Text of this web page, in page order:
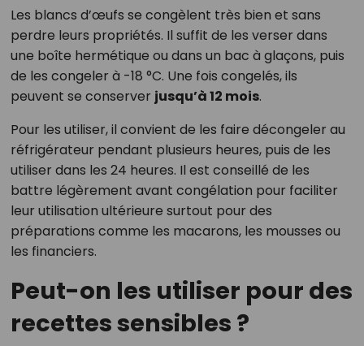
Les blancs d’œufs se congèlent très bien et sans
perdre leurs propriétés. Il suffit de les verser dans
une boîte hermétique ou dans un bac à glaçons, puis
de les congeler à -18 °C. Une fois congelés, ils
peuvent se conserver jusqu’à 12 mois.
Pour les utiliser, il convient de les faire décongeler au
réfrigérateur pendant plusieurs heures, puis de les
utiliser dans les 24 heures. Il est conseillé de les
battre légèrement avant congélation pour faciliter
leur utilisation ultérieure surtout pour des
préparations comme les macarons, les mousses ou
les financiers.
Peut-on les utiliser pour des
recettes sensibles ?